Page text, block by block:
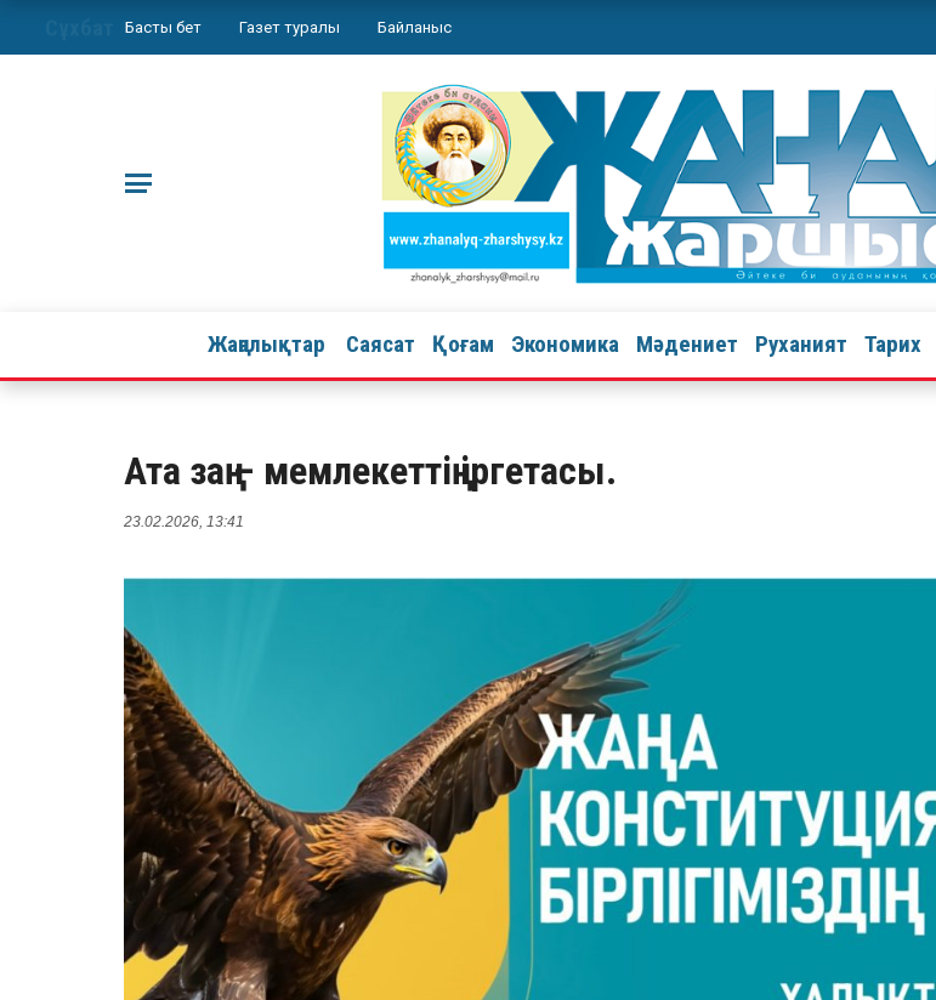
Басты бет Газет туралы Байланыс
Жаңалықтар Саясат Қоғам Экономика Мәдениет Руханият Тарих
Ата заң – мемлекеттің іргетасы.
23.02.2026, 13:41